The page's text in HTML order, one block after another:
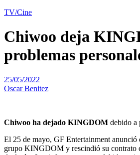
TV/Cine
Chiwoo deja
problemas
25/05/2022
Oscar Benitez
Chiwoo ha dejado KINGDOM debido a
El 25 de mayo, GF Entertainment
grupo KINGDOM y rescindió su contrato